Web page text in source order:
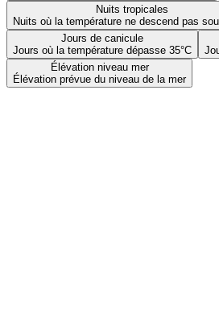
Nuits tropicales
Nuits où la température ne descend pas
Jours de canicule
Jours où la température dépasse 35°C
Élévation niveau mer
Élévation prévue du niveau de la mer